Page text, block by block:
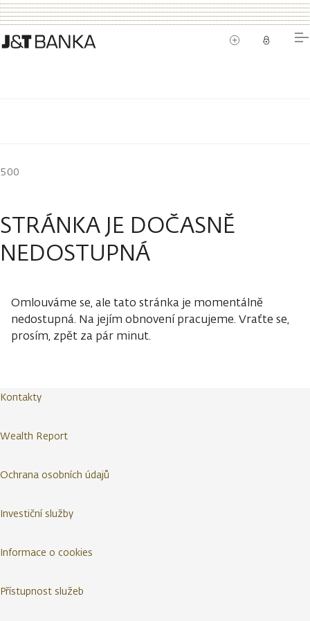
500
STRÁNKA JE DOČASNĚ
NEDOSTUPNÁ
Omlouváme se, ale tato stránka je momentálně
nedostupná. Na jejím obnovení pracujeme. Vraťte se,
prosím, zpět za pár minut.
Kontakty
Wealth Report
Ochrana osobních údajů
Investiční služby
Informace o cookies
Přístupnost služeb